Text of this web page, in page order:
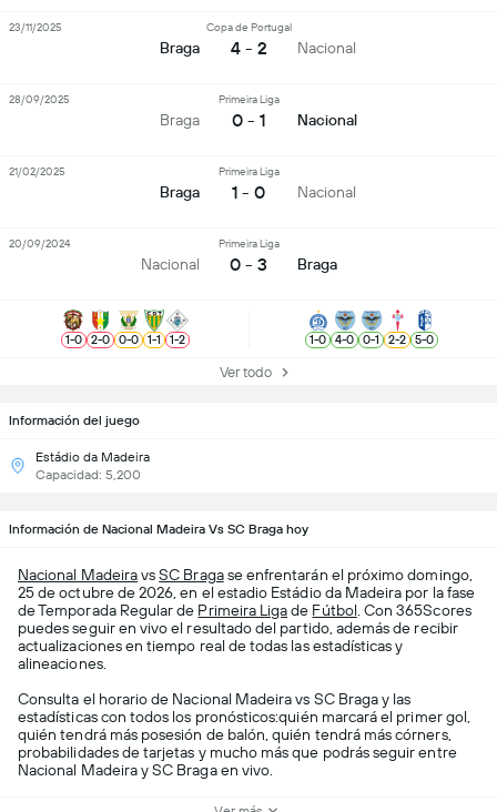
Información del juego
Estádio da Madeira
Capacidad: 5,200
Braga
Copa de Portugal
4 - 2 Nacional
23/11/2025
Braga
Primeira Liga
0 - 1 Nacional
28/09/2025
Braga
Primeira Liga
1 - 0 Nacional
21/02/2025
Nacional
Primeira Liga
0 - 3 Braga
20/09/2024
1-0 2-0 0-0 1-1 1-2 1-0 4-0 0-1 2-2 5-0
Ver todo
Información de Nacional Madeira Vs SC Braga hoy
Nacional MadeiravsSC Bragase enfrentarán el próximo domingo,
25 de octubre de 2026, en el estadio Estádio da Madeira por la fase
de Temporada Regular de Primeira Ligade Fútbol . Con 365Scores
puedes seguir en vivo el resultado del partido, además de recibir
actualizaciones en tiempo real de todas las estadísticas y
alineaciones.
Consulta el horario de Nacional Madeira vs SC Braga y las
estadísticas con todos los pronósticos:quién marcará el primer gol,
quién tendrá más posesión de balón, quién tendrá más córners,
probabilidades de tarjetas y mucho más que podrás seguir entre
Nacional Madeira y SC Braga en vivo.